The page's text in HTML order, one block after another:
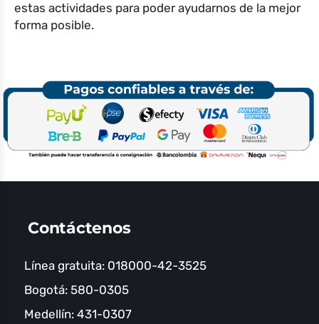
estas actividades para poder ayudarnos de la mejor
forma posible.
Contáctenos
Línea gratuita: 018000-42-3525
Bogotá: 580-0305
Medellín: 431-0307